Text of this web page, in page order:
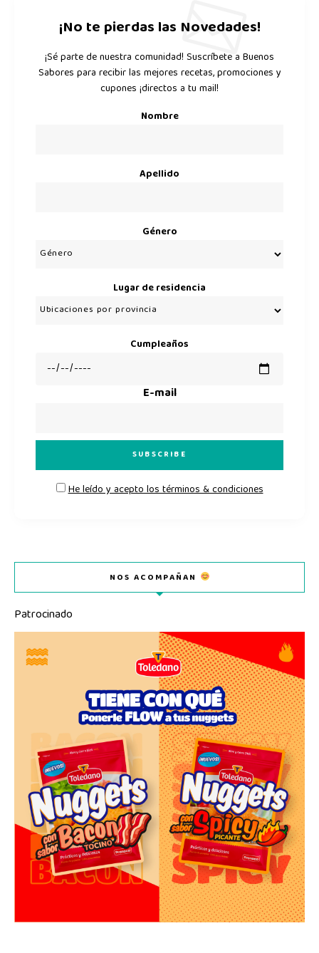
¡No te pierdas las Novedades!
¡Sé parte de nuestra comunidad! Suscríbete a Buenos
Sabores para recibir las mejores recetas, promociones y
cupones ¡directos a tu mail!
Nombre
Apellido
Género
Lugar de residencia
Cumpleaños
E-mail
He leído y acepto los términos & condiciones
NOS ACOMPAÑAN
Patrocinado